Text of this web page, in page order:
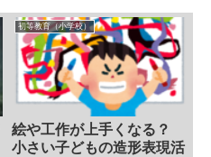
初等教育（小学校）
絵や工作が上手くなる？
小さい子どもの造形表現活